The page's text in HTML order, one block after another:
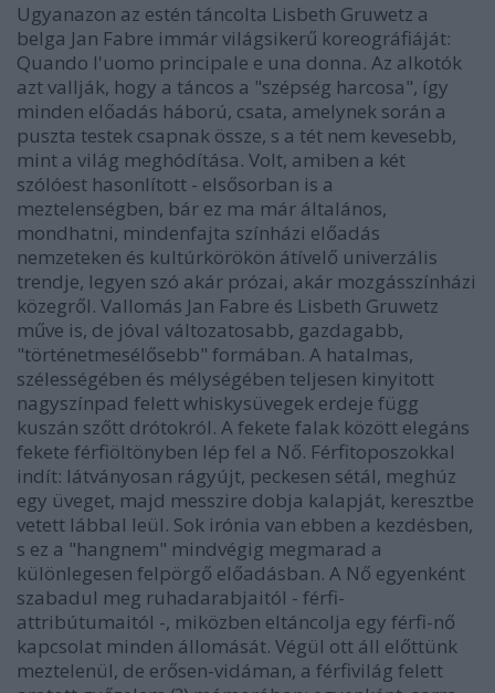
Ugyanazon az estén táncolta Lisbeth Gruwetz a
belga Jan Fabre immár világsikerű koreográfiáját:
Quando l'uomo principale e una donna. Az alkotók
azt vallják, hogy a táncos a "szépség harcosa", így
minden előadás háború, csata, amelynek során a
puszta testek csapnak össze, s a tét nem kevesebb,
mint a világ meghódítása. Volt, amiben a két
szólóest hasonlított - elsősorban is a
meztelenségben, bár ez ma már általános,
mondhatni, mindenfajta színházi előadás
nemzeteken és kultúrkörökön átívelő univerzális
trendje, legyen szó akár prózai, akár mozgásszínházi
közegről. Vallomás Jan Fabre és Lisbeth Gruwetz
műve is, de jóval változatosabb, gazdagabb,
"történetmesélősebb" formában. A hatalmas,
szélességében és mélységében teljesen kinyitott
nagyszínpad felett whiskysüvegek erdeje függ
kuszán szőtt drótokról. A fekete falak között elegáns
fekete férfiöltönyben lép fel a Nő. Férfitoposzokkal
indít: látványosan rágyújt, peckesen sétál, meghúz
egy üveget, majd messzire dobja kalapját, keresztbe
vetett lábbal leül. Sok irónia van ebben a kezdésben,
s ez a "hangnem" mindvégig megmarad a
különlegesen felpörgő előadásban. A Nő egyenként
szabadul meg ruhadarabjaitól - férfi-
attribútumaitól -, miközben eltáncolja egy férfi-nő
kapcsolat minden állomását. Végül ott áll előttünk
meztelenül, de erősen-vidáman, a férfivilág felett